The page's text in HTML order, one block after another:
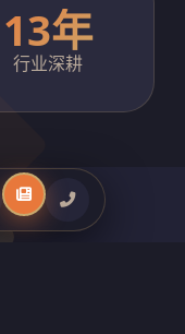
13年
行业深耕